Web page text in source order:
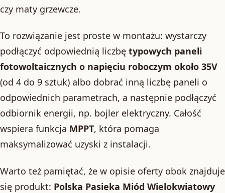
czy maty grzewcze.
To rozwiązanie jest proste w montażu: wystarczy
podłączyć odpowiednią liczbę typowych paneli
fotowoltaicznych o napięciu roboczym około 35V
(od 4 do 9 sztuk) albo dobrać inną liczbę paneli o
odpowiednich parametrach, a następnie podłączyć
odbiornik energii, np. bojler elektryczny. Całość
wspiera funkcja MPPT, która pomaga
maksymalizować uzyski z instalacji.
Warto też pamiętać, że w opisie oferty obok znajduje
się produkt: Polska Pasieka Miód Wielokwiatowy